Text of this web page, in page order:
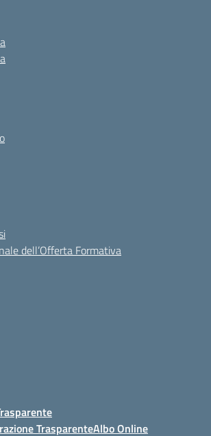
dell’Offerta Formativa
TrasparenteAlbo Online